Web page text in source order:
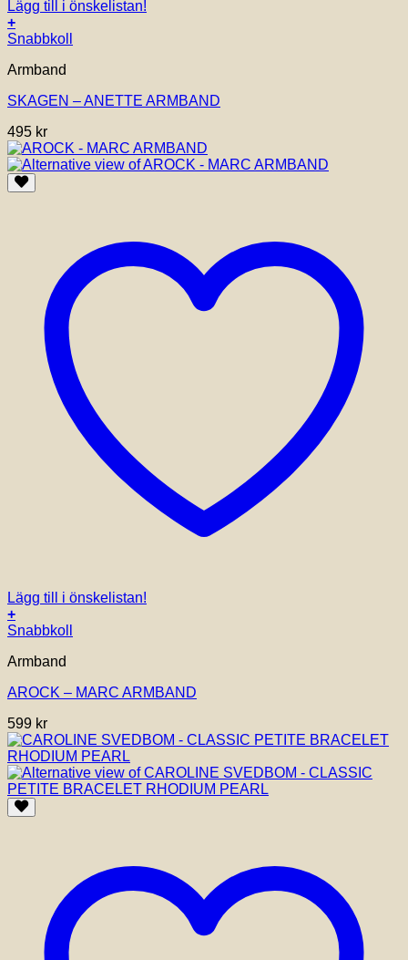
Lägg till i önskelistan!
+
Snabbkoll
Armband
SKAGEN – ANETTE ARMBAND
495 kr
Lägg till i önskelistan!
+
Den
produkten
flera
De
olika
alternativen
kan
väljas
på
Snabbkoll
Armband
AROCK – MARC ARMBAND
599 kr